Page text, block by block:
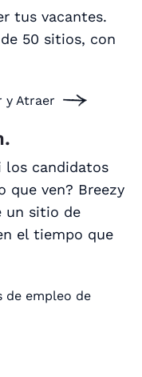
tus vacantes.
50 sitios, con
y Atraer
los candidatos
que ven? Breezy
un sitio de
el tiempo que
de empleo de